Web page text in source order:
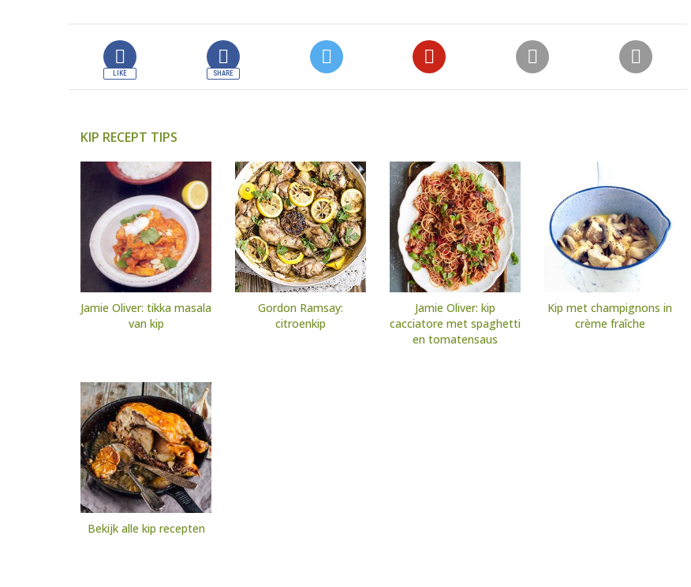
KIP RECEPT TIPS
Jamie Oliver: tikka masala
van kip
Gordon Ramsay:
citroenkip
Jamie Oliver: kip
cacciatore met spaghetti
en tomatensaus
Kip met champignons in
crème fraîche
Bekijk alle kip recepten